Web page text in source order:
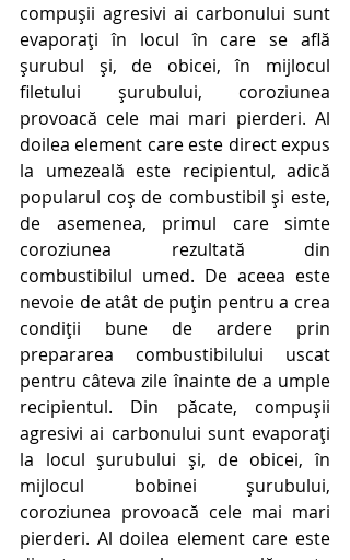
compușii agresivi ai carbonului sunt
evaporați în locul în care se află
șurubul și, de obicei, în mijlocul
filetului șurubului, coroziunea
provoacă cele mai mari pierderi. Al
doilea element care este direct expus
la umezeală este recipientul, adică
popularul coș de combustibil și este,
de asemenea, primul care simte
coroziunea rezultată din
combustibilul umed. De aceea este
nevoie de atât de puțin pentru a crea
condiții bune de ardere prin
prepararea combustibilului uscat
pentru câteva zile înainte de a umple
recipientul. Din păcate, compușii
agresivi ai carbonului sunt evaporați
la locul șurubului și, de obicei, în
mijlocul bobinei șurubului,
coroziunea provoacă cele mai mari
pierderi. Al doilea element care este